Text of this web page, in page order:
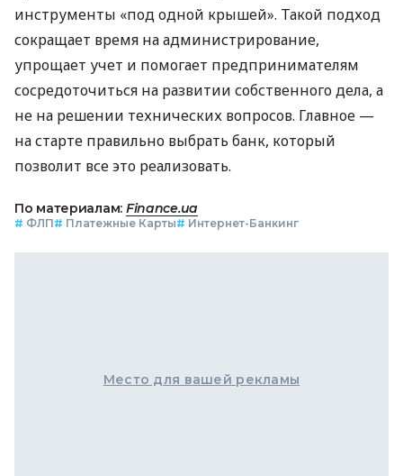
инструменты «под одной крышей». Такой подход
сокращает время на администрирование,
упрощает учет и помогает предпринимателям
сосредоточиться на развитии собственного дела, а
не на решении технических вопросов. Главное —
на старте правильно выбрать банк, который
позволит все это реализовать.
По материалам: Finance.ua
# ФЛП# Платежные Карты# Интернет-Банкинг
Место для вашей рекламы